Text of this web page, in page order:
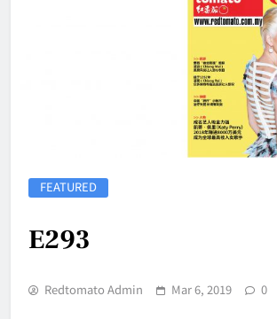
FEATURED
E293
Redtomato Admin Mar 6, 2019 0